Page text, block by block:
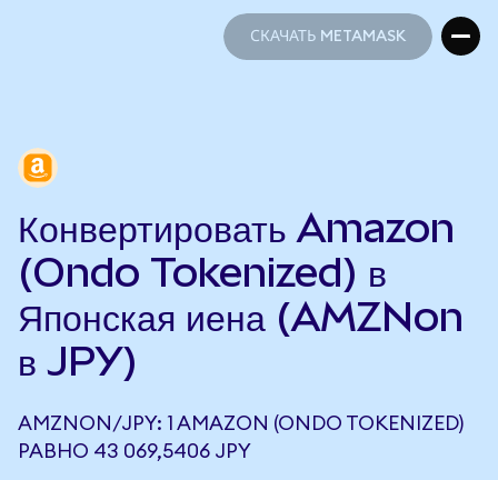
СКАЧАТЬ METAMASK
Конвертировать Amazon
(Ondo Tokenized) в
Японская иена (AMZNon
в JPY)
AMZNON/JPY: 1 AMAZON (ONDO TOKENIZED)
РАВНО 43 069,5406 JPY